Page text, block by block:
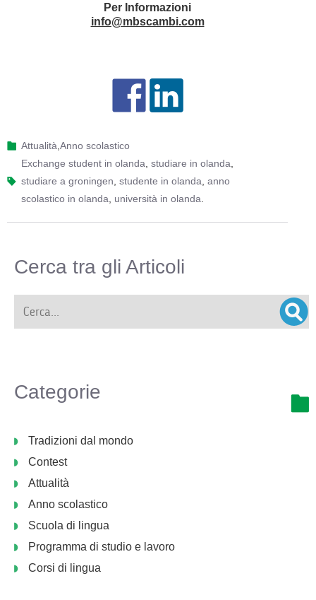
Per Informazioni
info@mbscambi.com
Attualità Anno scolastico
exchange student in olanda studiare in olanda
studiare a groningen studente in olanda anno
scolastico in olanda
università in olanda
Cerca tra gli Articoli
Categorie
Tradizioni dal mondo
Contest
Attualità
Anno scolastico
Scuola di lingua
Programma di studio e lavoro
Corsi di lingua